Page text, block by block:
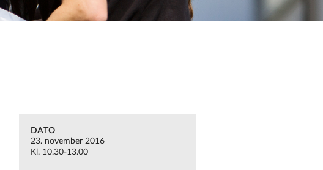
DATO
23. november 2016
Kl. 10.30-13.00